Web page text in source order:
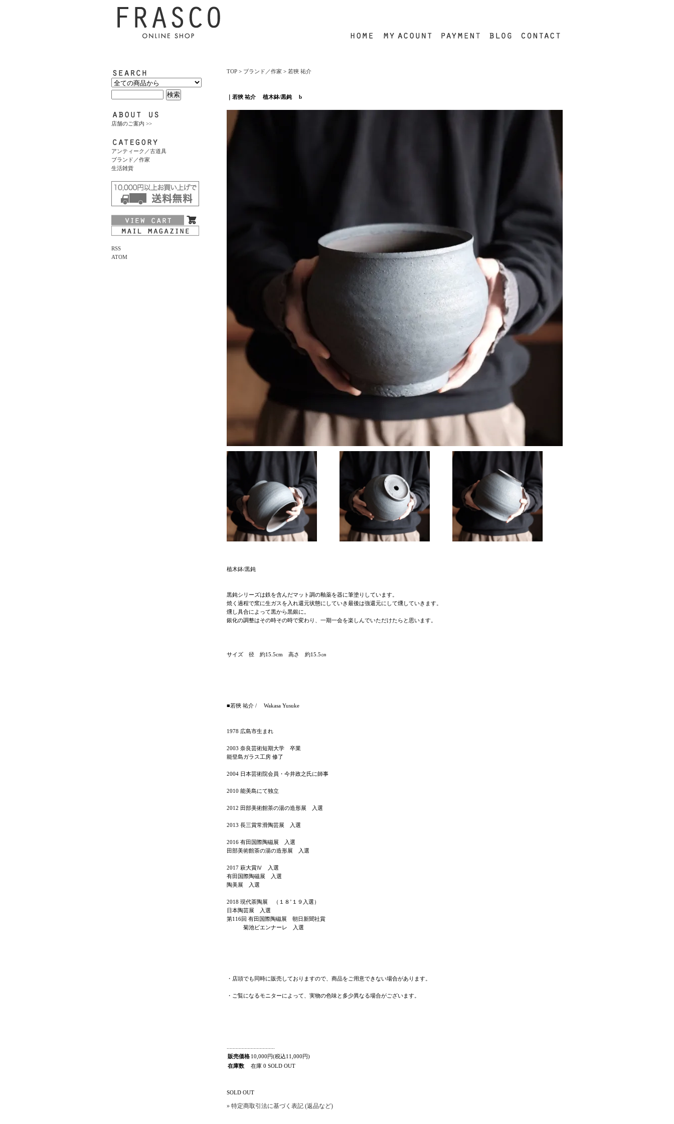
店舗のご案内 >>
アンティーク／古道具
ブランド／作家
生活雑貨
RSS
ATOM
TOP > ブランド／作家 > 若狹 祐介
｜若狹 祐介 植木鉢/黒鈍 b
植木鉢/黒鈍
黒鈍シリーズは鉄を含んだマット調の釉薬を器に筆塗りしています。
焼く過程で窯に生ガスを入れ還元状態にしていき最後は強還元にして燻していきます。
燻し具合によって黒から黒銀に。
銀化の調整はその時その時で変わり、一期一会を楽しんでいただけたらと思います。
サイズ 径 約15.5cm 高さ 約15.5㎝
■若狹 祐介 / Wakasa Yusuke
1978 広島市生まれ
2003 奈良芸術短期大学 卒業
能登島ガラス工房 修了
2004 日本芸術院会員・今井政之氏に師事
2010 能美島にて独立
2012 田部美術館茶の湯の造形展 入選
2013 長三賞常滑陶芸展 入選
2016 有田国際陶磁展 入選
田部美術館茶の湯の造形展 入選
2017 萩大賞Ⅳ 入選
有田国際陶磁展 入選
陶美展 入選
2018 現代茶陶展 （１８’１９入選）
日本陶芸展 入選
第116回 有田国際陶磁展 朝日新聞社賞
菊池ビエンナーレ 入選
・店頭でも同時に販売しておりますので、商品をご用意できない場合があります。
・ご覧になるモニターによって、実物の色味と多少異なる場合がございます。
販売価格 10,000円(税込11,000円)
在庫数
在庫 0 SOLD OUT
SOLD OUT
» 特定商取引法に基づく表記 (返品など)